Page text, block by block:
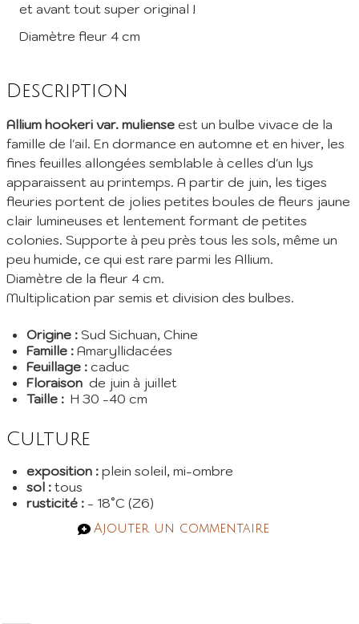
et avant tout super original !
Diamètre fleur 4 cm
Description
Allium hookeri var. muliense est un bulbe vivace de la
famille de l'ail. En dormance en automne et en hiver, les
fines feuilles allongées semblable à celles d'un lys
apparaissent au printemps. A partir de juin, les tiges
fleuries portent de jolies petites boules de fleurs jaune
clair lumineuses et lentement formant de petites
colonies. Supporte à peu près tous les sols, même un
peu humide, ce qui est rare parmi les Allium.
Diamètre de la fleur 4 cm.
Multiplication par semis et division des bulbes.
Origine : Sud Sichuan, Chine
Famille : Amaryllidacées
Feuillage : caduc
Floraison de juin à juillet
Taille : H 30 -40 cm
Culture
exposition : plein soleil, mi-ombre
sol : tous
rusticité : - 18°C (Z6)
Ajouter un commentaire
Inscription à la Newsletter
catalogue, fêtes des plantes à venir, promos et réductions en
cours... (1 mail/ mois max)
EMail :
En envoyant mes informations, j'accepte votrePolitique de confidentialité